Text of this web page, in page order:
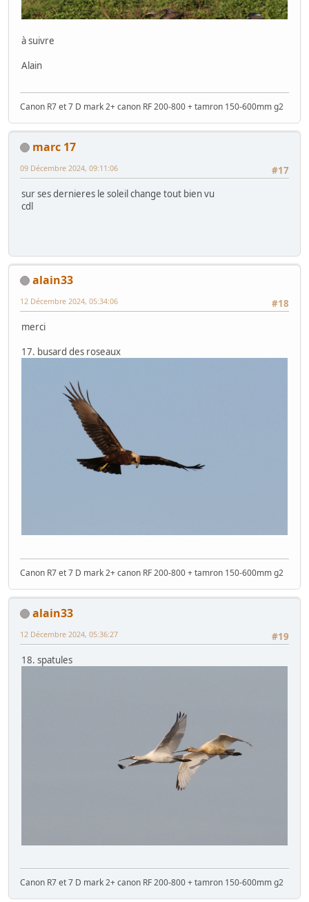
à suivre
Alain
Canon R7 et 7 D mark 2+ canon RF 200-800 + tamron 150-600mm g2
marc 17
#17
09 Décembre 2024, 09:11:06
sur ses dernieres le soleil change tout bien vu
cdl
alain33
#18
12 Décembre 2024, 05:34:06
merci
17. busard des roseaux
Canon R7 et 7 D mark 2+ canon RF 200-800 + tamron 150-600mm g2
alain33
#19
12 Décembre 2024, 05:36:27
18. spatules
Canon R7 et 7 D mark 2+ canon RF 200-800 + tamron 150-600mm g2